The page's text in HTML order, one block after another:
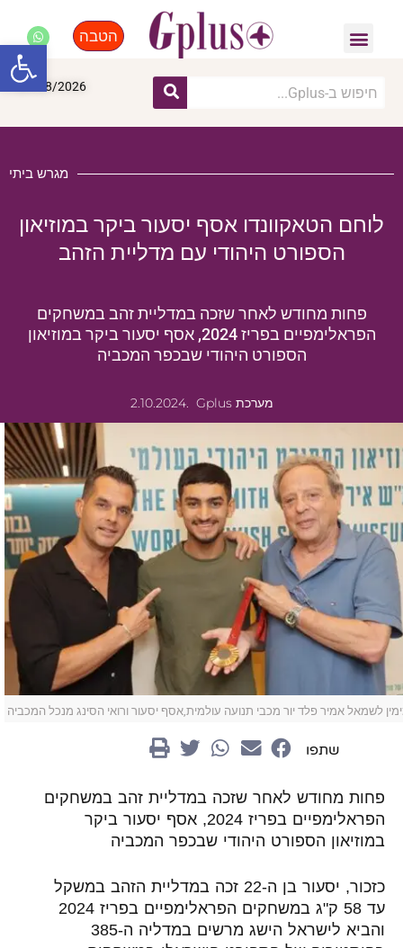
הטבה
07/08/2026
מגרש ביתי
לוחם הטאקוונדו אסף יסעור ביקר במוזיאון
הספורט היהודי עם מדליית הזהב
פחות מחודש לאחר שזכה במדליית זהב במשחקים
הפראלימפיים בפריז 2024, אסף יסעור ביקר במוזיאון
הספורט היהודי שבכפר המכביה
מערכת Gplus .2.10.2024
לשמאל אמיר פלד יור מכבי תנועה עולמית,אסף יסעור ורואי הסינג מנכל המכביה
שתפו
פחות מחודש לאחר שזכה במדליית זהב במשחקים
הפראלימפיים בפריז 2024, אסף יסעור ביקר
במוזיאון הספורט היהודי שבכפר המכביה
כזכור, יסעור בן ה-22 זכה במדליית הזהב במשקל
עד 58 ק"ג במשחקים הפראלימפיים בפריז 2024
והביא לישראל הישג מרשים במדליה ה-385
פתח